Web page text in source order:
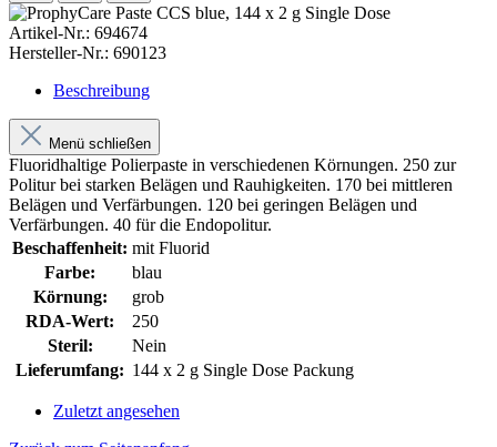
Artikel-Nr.: 694674
Hersteller-Nr.: 690123
Beschreibung
Menü schließen
Fluoridhaltige Polierpaste in verschiedenen Körnungen. 250 zur
Politur bei starken Belägen und Rauhigkeiten. 170 bei mittleren
Belägen und Verfärbungen. 120 bei geringen Belägen und
Verfärbungen. 40 für die Endopolitur.
Beschaffenheit: mit Fluorid
Farbe:
blau
Körnung:
grob
RDA-Wert:
250
Steril:
Nein
Lieferumfang: 144 x 2 g Single Dose Packung
Zuletzt angesehen